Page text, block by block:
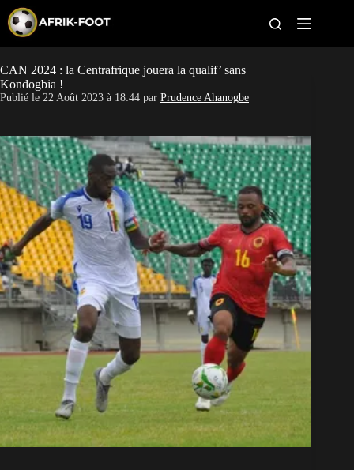
p
o
c
o
t
e
n
t
CAN féminine
Pays
Clubs
Classement
Paris sportifs
CAN 2024 : la Centrafrique jouera la qualif’ sans
Kondogbia !
Publié le 22 Août 2023 à 18:44 par Prudence Ahanogbe